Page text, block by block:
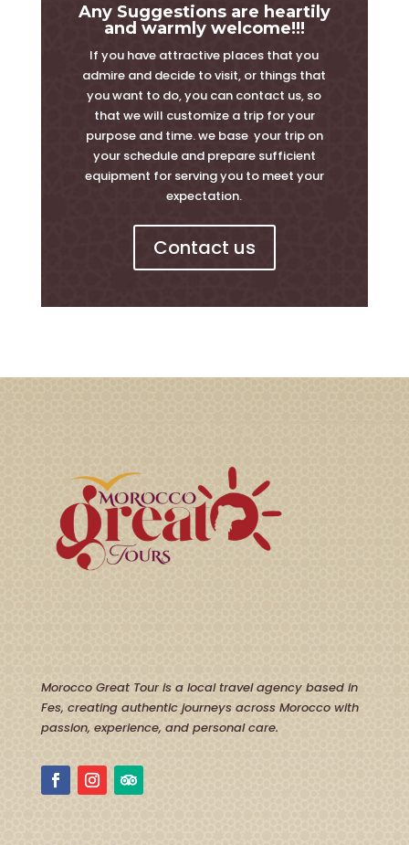
Any Suggestions are heartily
and warmly welcome!!!
If you have attractive places that you
admire and decide to visit, or things that
you want to do, you can contact us, so
that we will customize a trip for your
purpose and time. we base your trip on
your schedule and prepare sufficient
equipment for serving you to meet your
expectation.
Contact us
Morocco Great Tour is a local travel agency based in
Fes, creating authentic journeys across Morocco with
passion, experience, and personal care.